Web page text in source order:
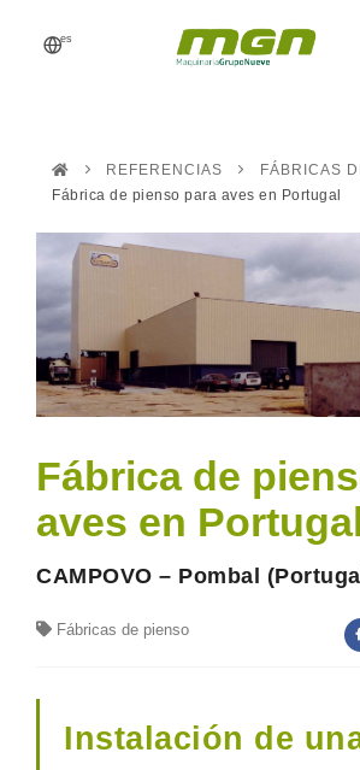
es
PROCESOS
PRODUCTOS
REFERENCIAS
NOTICIAS
REFERENCIAS
FÁBRICAS
Fábrica de pienso para aves en Portugal
Fábrica de
aves en Portugal
CAMPOVO – Pombal
Fábricas de pienso
Instalación de